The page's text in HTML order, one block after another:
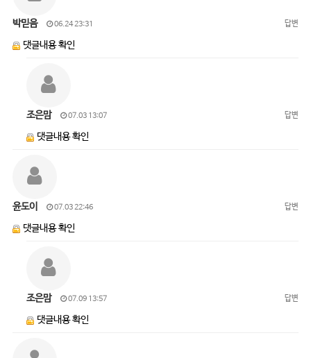
박믿음 06.24 23:31 답변
댓글내용 확인
조은맘 07.03 13:07 답변
댓글내용 확인
윤도이 07.03 22:46 답변
댓글내용 확인
조은맘 07.09 13:57 답변
댓글내용 확인